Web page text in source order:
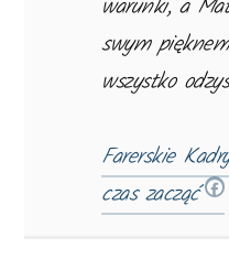
warunki, a
swym
wszystko
Farerskie
czas zacząć